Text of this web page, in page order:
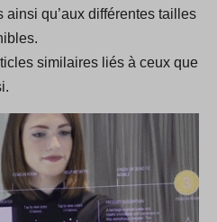
ainsi qu’aux différentes tailles
similaires liés à ceux que